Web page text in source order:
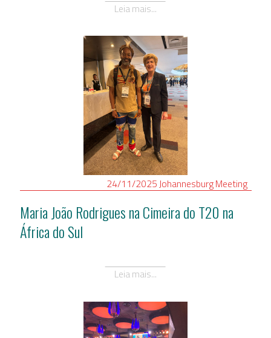
Leia mais...
24/11/2025 JohannesburgMeeting
Maria João Rodrigues na Cimeira do T20 na
África do Sul
Leia mais...